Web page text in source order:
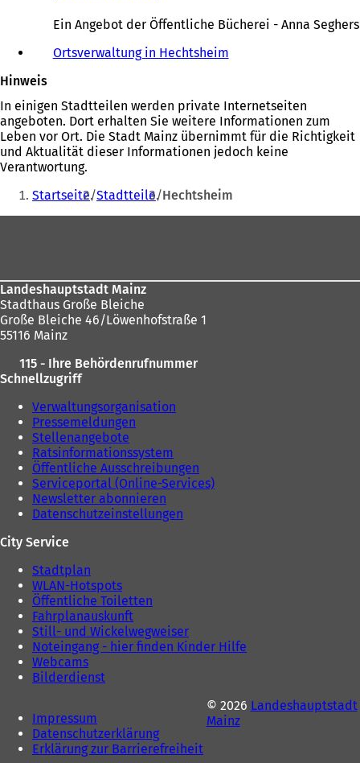
f
n
i
n
e
i
n
m
n
e
T
b
)
Ein Angebot der Öffentliche Bücherei - Anna Seghers
Ortsverwaltung in Hechtsheim
Hinweis
In einigen Stadtteilen werden private Internetseiten
angeboten. Dort erhalten Sie weitere Informationen zum
Leben vor Ort. Die Stadt Mainz übernimmt für die Richtigkeit
und Aktualität dieser Informationen jedoch keine
Verantwortung.
Sie
befinden
Startseite Stadtteile Hechtsheim
Landeshauptstadt Mainz
Stadthaus Große Bleiche
Große Bleiche 46/Löwenhofstraße 1
55116 Mainz
115 - Ihre Behördenrufnummer
Schnellzugriff
Verwaltungsorganisation
Pressemeldungen
Stellenangebote
Ratsinformationssystem
Öffentliche Ausschreibungen
Serviceportal (Online-Services)
Newsletter abonnieren
Datenschutzeinstellungen
City Service
Stadtplan
WLAN-Hotspots
Öffentliche Toiletten
Fahrplanauskunft
Still- und Wickelwegweiser
Noteingang - hier finden Kinder Hilfe
Webcams
Bilderdienst
Impressum
Datenschutzerklärung
Erklärung zur Barrierefreiheit
© 2026 Landeshauptstadt
Mainz